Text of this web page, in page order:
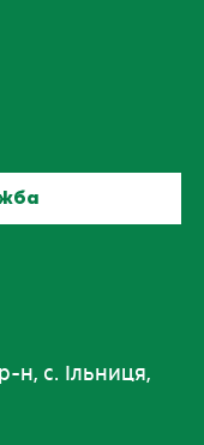
н, с. Ільниця,